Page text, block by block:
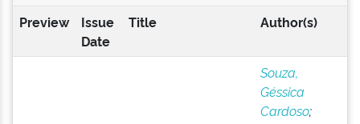
Preview
Issue
Date
Title Author(s)
Souza,
Géssica
Cardoso;